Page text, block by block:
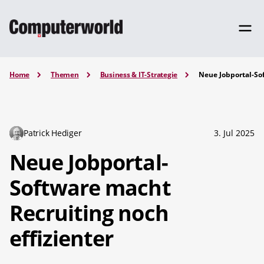
Home Themen Business & IT-Strategie Neue Jobportal-
Patrick Hediger 3. Jul 2025
Neue Jobportal-
Software macht
Recruiting noch
effizienter